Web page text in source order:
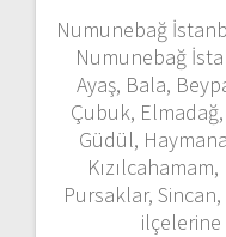
Numunebağ
Numunebağ
Ayaş, Bala,
Çubuk,
Güdül,
Pursaklar,